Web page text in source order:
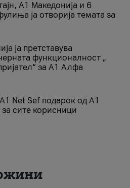
A1 Македонија и 6
ја отворија темата за
ја претставува
функционалност „
за А1 Алфа
Net Sеf подарок од А1
за сите корисници